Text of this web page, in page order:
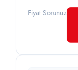
Fiyat Sorunuz